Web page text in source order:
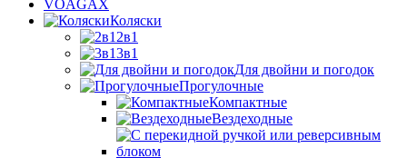
VOAGAX
Коляски
2в1
3в1
Для двойни и погодок
Прогулочные
Компактные
Вездеходные